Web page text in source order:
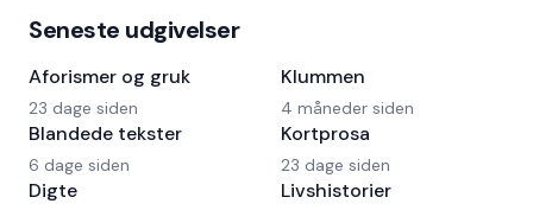
Seneste udgivelser
Aforismer og gruk
23 dage siden
Blandede tekster
6 dage siden
Digte
Klummen
4 måneder siden
Kortprosa
23 dage siden
Livshistorier